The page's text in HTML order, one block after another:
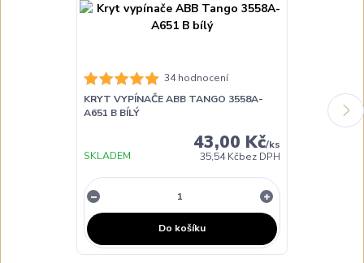
34 hodnocení
KRYT VYPÍNAČE ABB TANGO 3558A-
A651 B BÍLÝ
43,00 Kč/ks
35,54 Kčbez DPH
SKLADEM
Do košíku
KRYT
A651 D